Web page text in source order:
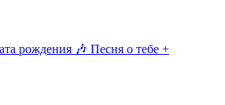
рождения 🎶 Песня о тебе +